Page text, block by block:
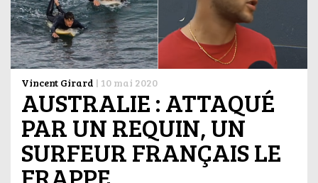
Vincent Girard | 10 mai 2020
AUSTRALIE : ATTAQUÉ
PAR UN REQUIN, UN
SURFEUR FRANÇAIS LE